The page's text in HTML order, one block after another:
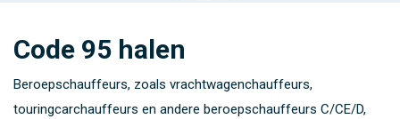
Code 95 halen
Beroepschauffeurs, zoals vrachtwagenchauffeurs,
touringcarchauffeurs en andere beroepschauffeurs C/CE/D,